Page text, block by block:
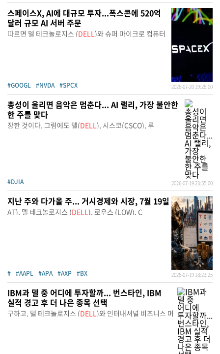
스페이스X, AI에 대규모 투자...폭스콘에 520억
달러 규모 AI 서버 주문
따르면 델 테크놀로지스 (DELL)와 슈퍼 마이크로 컴퓨터
#GOOGL #NVDA #SPCX 2026-07-20 19:28:00
총성이 울리면 음악은 멈춘다... AI 랠리, 가장 불안한
한 주를 맞다
장한 것이다. 그럼에도 델(DELL), 시스코(CSCO), 루
#DJIA 2026-07-19 23:55:00
지난 주와 다가올 주... 거시경제와 시장, 7월 19일
AT), 델 테크놀로지스 (DELL), 로우스 (LOW), C
# #AAPL #APA #AXP #BX 2026-07-19 18:23:25
IBM과 델 중 어디에 투자할까... 번스타인, IBM
실적 경고 후 더 나은 종목 선택
구하고, 델 테크놀로지스 (DELL)와 인터내셔널 비즈니스 머